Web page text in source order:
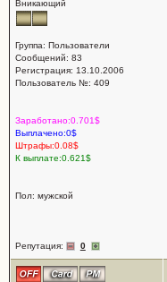
Вникающий
Группа: Пользователи
Сообщений: 83
Регистрация: 13.10.2006
Пользователь №: 409
Заработано:0.701$
Выплачено:0$
Штрафы:0.08$
К выплате:0.621$
Пол: мужской
Репутация: 0